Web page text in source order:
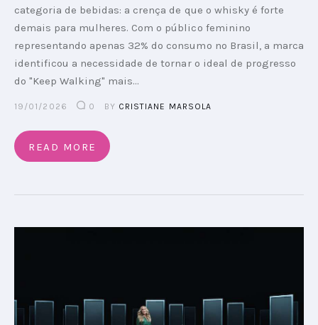
categoria de bebidas: a crença de que o whisky é forte
demais para mulheres. Com o público feminino
representando apenas 32% do consumo no Brasil, a marca
identificou a necessidade de tornar o ideal de progresso
do "Keep Walking" mais…
19/01/2026 0 BY CRISTIANE MARSOLA
READ MORE